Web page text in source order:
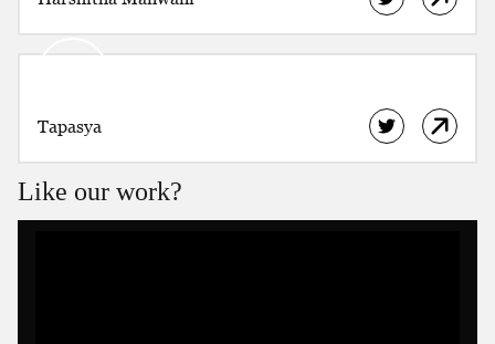
Like our work?
Tapasya